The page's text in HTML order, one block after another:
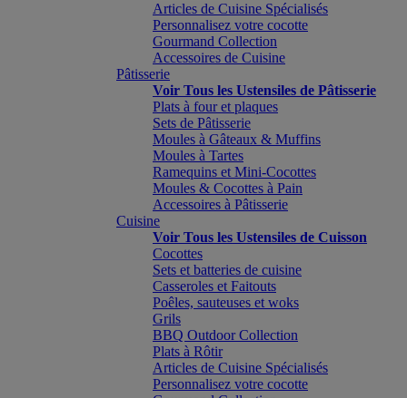
Articles de Cuisine Spécialisés
Personnalisez votre cocotte
Gourmand Collection
Accessoires de Cuisine
Pâtisserie
Voir Tous les Ustensiles de Pâtisserie
Plats à four et plaques
Sets de Pâtisserie
Moules à Gâteaux & Muffins
Moules à Tartes
Ramequins et Mini-Cocottes
Moules & Cocottes à Pain
Accessoires à Pâtisserie
Cuisine
Voir Tous les Ustensiles de Cuisson
Cocottes
Sets et batteries de cuisine
Casseroles et Faitouts
Poêles, sauteuses et woks
Grils
BBQ Outdoor Collection
Plats à Rôtir
Articles de Cuisine Spécialisés
Personnalisez votre cocotte